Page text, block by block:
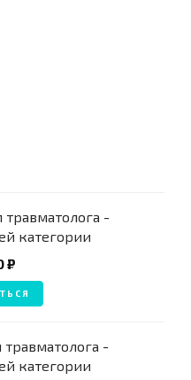
-
категории
₽
-
категории